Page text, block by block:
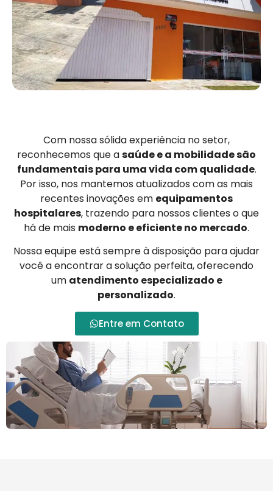
Com nossa sólida experiência no setor,
reconhecemos que asaúde e a mobilidade são
fundamentais para uma vida com qualidade.
Por isso, nos mantemos atualizados com as mais
recentes inovações em equipamentos
hospitalares, trazendo para nossos clientes o que
há de mais moderno e eficiente no mercado.
Nossa equipe está sempre à disposição para ajudar
você a encontrar a solução perfeita, oferecendo
um atendimento especializado e
personalizado.
Entre em Contato